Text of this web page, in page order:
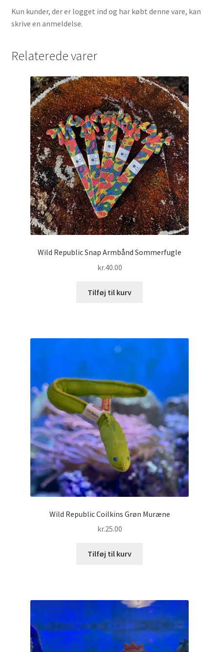
Kun kunder, der er logget ind og har købt denne vare, kan
skrive en anmeldelse.
Relaterede varer
Wild Republic Snap Armbånd Sommerfugle
kr.40.00
Tilføj til kurv
Wild Republic Coilkins Grøn Muræne
kr.25.00
Tilføj til kurv